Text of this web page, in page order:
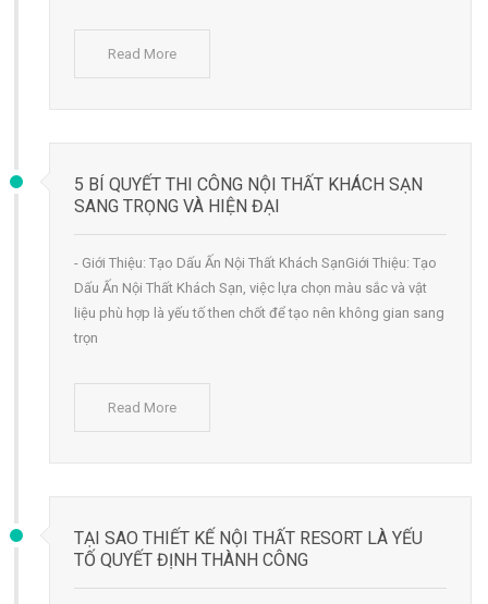
Read More
5 BÍ QUYẾT THI CÔNG NỘI THẤT KHÁCH SẠN
SANG TRỌNG VÀ HIỆN ĐẠI
- Giới Thiệu: Tạo Dấu Ấn Nội Thất Khách SạnGiới Thiệu: Tạo
Dấu Ấn Nội Thất Khách Sạn, việc lựa chọn màu sắc và vật
liệu phù hợp là yếu tố then chốt để tạo nên không gian sang
trọn
Read More
TẠI SAO THIẾT KẾ NỘI THẤT RESORT LÀ YẾU
TỐ QUYẾT ĐỊNH THÀNH CÔNG